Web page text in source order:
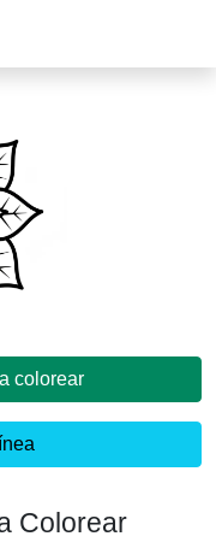
colorear
Colorear